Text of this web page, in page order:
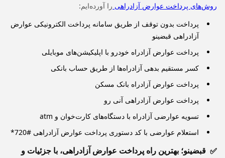
روش‌های پرداخت عوارض آزادراهی را آورده‌ایم:
پرداخت بدون توقف از طریق سامانه‌ پرداخت الکترونیکی عوارض
آزادراهی قبضینو
پرداخت عوارض آزادراه خودرو با اپلیکیشن‌های موبایلی
کسر مستقیم بدهی آزادراه‌ها از طریق حساب بانکی
پرداخت عوارض آزادراه بانک مسکن
پرداخت عوارض آزادراهی آنی‌ رو
تسویه عوارضی آزادراه با دستگاه‌های کارت‌خوان و atm
استعلام عوارضی با کد دستوری پرداخت عوارض آزادراهی #720*
قبضینو؛ بهترین راه پرداخت عوارض آزادراهی، با جزئیات و